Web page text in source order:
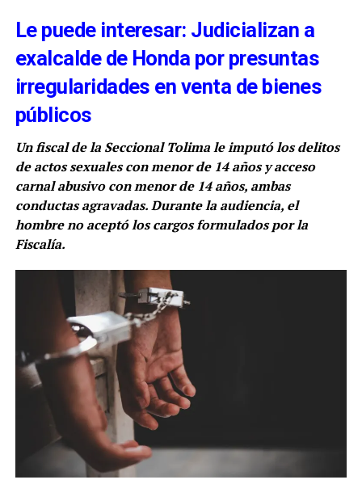
Le puede interesar: Judicializan a
exalcalde de Honda por presuntas
irregularidades en venta de bienes
públicos
Un fiscal de la Seccional Tolima le imputó los delitos
de actos sexuales con menor de 14 años y acceso
carnal abusivo con menor de 14 años, ambas
conductas agravadas. Durante la audiencia, el
hombre no aceptó los cargos formulados por la
Fiscalía.